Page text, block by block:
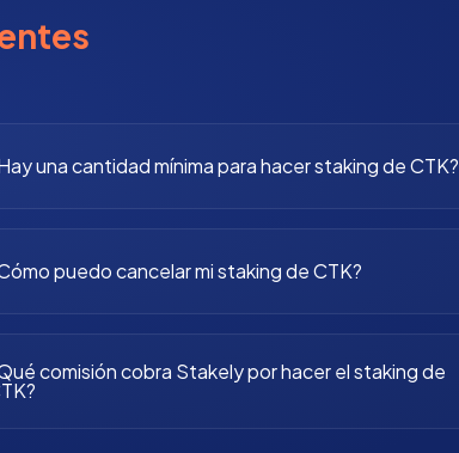
una cantidad mínima para hacer staking de CTK?
puedo cancelar mi staking de CTK?
comisión cobra Stakely por hacer el staking de